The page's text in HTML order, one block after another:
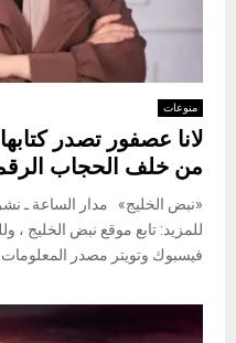
منوعات
لانا عصفور تصدر
من خلف الحجاب
للمزيد: تابع موقع نبض الخليج ،
فيسبوك وتويتر مصدر المعلومات...